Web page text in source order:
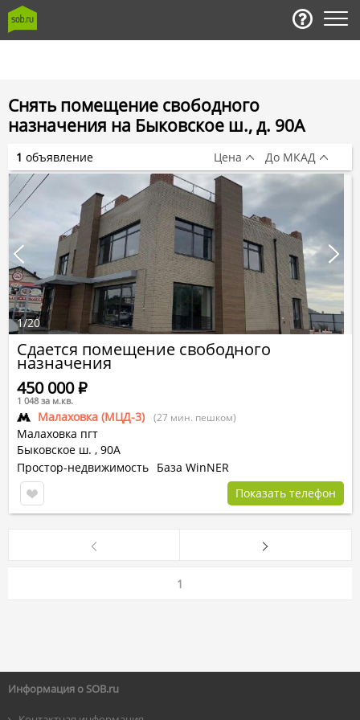
Снять помещение свободного
назначения на Быковское ш., д. 90А
Сдается помещение свободного
назначения
Малаховка (МЦД-3) (27 мин. пешком)
Малаховка пгт
Быковское ш. , 90А
450 000Р
1 048 за м.кв.
Простор-недвижимость База WinNER
Показать телефон
1/20
1 объявление Цена До МКАД
1
Информация о SOB.ru